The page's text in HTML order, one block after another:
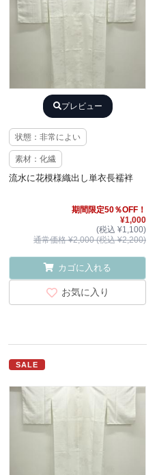
プレビュー
状態：非常によい
素材：化繊
流水に花模様織出し単衣長襦袢
期間限定50％OFF！
¥1,000
(税込 ¥1,100)
通常価格 ¥2,000 (税込 ¥2,200)
カゴに入れる
お気に入り
SALE